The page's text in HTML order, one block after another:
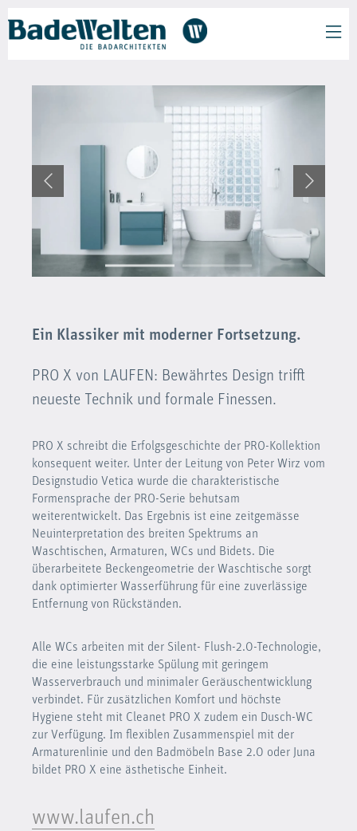
Ein Klassiker mit moderner Fortsetzung.
PRO X von LAUFEN: Bewährtes Design trifft
neueste Technik und formale Finessen.
PRO X schreibt die Erfolgsgeschichte der PRO-Kollektion
konsequent weiter. Unter der Leitung von Peter Wirz vom
Designstudio Vetica wurde die charakteristische
Formensprache der PRO-Serie behutsam
weiterentwickelt. Das Ergebnis ist eine zeitgemässe
Neuinterpretation des breiten Spektrums an
Waschtischen, Armaturen, WCs und Bidets. Die
überarbeitete Beckengeometrie der Waschtische sorgt
dank optimierter Wasserführung für eine zuverlässige
Entfernung von Rückständen.
Alle WCs arbeiten mit der Silent- Flush-2.0-Technologie,
die eine leistungsstarke Spülung mit geringem
Wasserverbrauch und minimaler Geräuschentwicklung
verbindet. Für zusätzlichen Komfort und höchste
Hygiene steht mit Cleanet PRO X zudem ein Dusch-WC
zur Verfügung. Im flexiblen Zusammenspiel mit der
Armaturenlinie und den Badmöbeln Base 2.0 oder Juna
bildet PRO X eine ästhetische Einheit.
www.laufen.ch